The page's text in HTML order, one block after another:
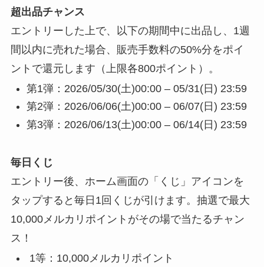
超出品チャンス
エントリーした上で、以下の期間中に出品し、1週
間以内に売れた場合、販売手数料の50%分をポイ
ントで還元します（上限各800ポイント）。
第1弾：2026/05/30(土)00:00 – 05/31(日) 23:59
第2弾：2026/06/06(土)00:00 – 06/07(日) 23:59
第3弾：2026/06/13(土)00:00 – 06/14(日) 23:59
毎日くじ
エントリー後、ホーム画面の「くじ」アイコンを
タップすると毎日1回くじが引けます。抽選で最大
10,000メルカリポイントがその場で当たるチャン
ス！
1等：10,000メルカリポイント